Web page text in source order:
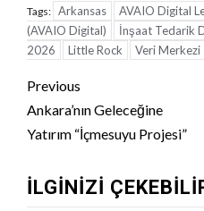
Tags: Arkansas AVAIO Digital
(AVAIO Digital)
İnşaat Tedarik
2026
Little Rock Veri Merkezi
Continue
Reading
Previous
Ankara’nın Geleceğine
Yatırım “İçmesuyu Projesi”
İLGINIZI